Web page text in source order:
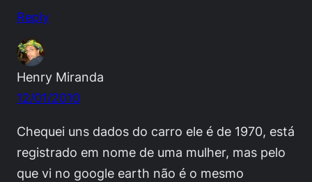
Reply
Henry Miranda
12/01/2010
Chequei uns dados do carro ele é de 1970, está
registrado em nome de uma mulher, mas pelo
que vi no google earth não é o mesmo